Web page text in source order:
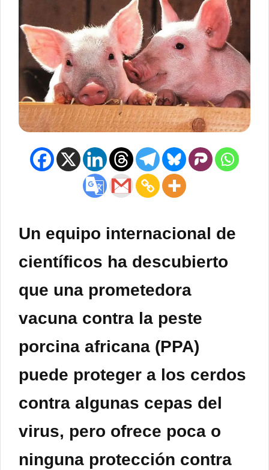
Un equipo internacional de
científicos ha descubierto
que una prometedora
vacuna contra la peste
porcina africana (PPA)
puede proteger a los cerdos
contra algunas cepas del
virus, pero ofrece poca o
ninguna protección contra